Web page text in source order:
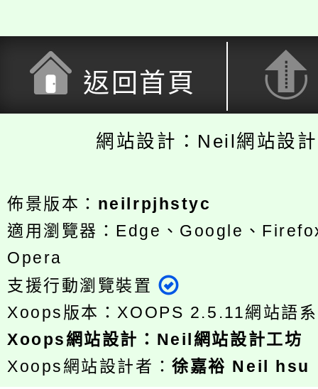
返回首頁
網站設計：Neil網站設
佈景版本： neilrpjhstyc
適用瀏覽器：Edge、Google、
Opera
支援行動瀏覽裝置
Xoops版本： XOOPS 2.5.11網站語
Xoops網站設計 ： Neil網站設計工坊
Xoops網站設計者：徐嘉裕 Neil hsu